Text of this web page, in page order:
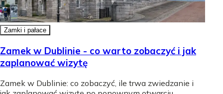
Zamki i pałace
Zamek w Dublinie - co warto zobaczyć i jak
zaplanować wizytę
Zamek w Dublinie: co zobaczyć, ile trwa zwiedzanie i